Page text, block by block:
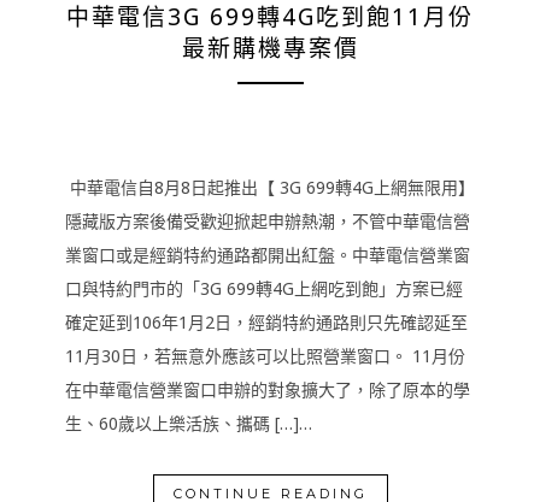
中華電信3G 699轉4G吃到飽11月份
最新購機專案價
中華電信自8月8日起推出【 3G 699轉4G上網無限用】
隱藏版方案後備受歡迎掀起申辦熱潮，不管中華電信營
業窗口或是經銷特約通路都開出紅盤。中華電信營業窗
口與特約門市的「3G 699轉4G上網吃到飽」方案已經
確定延到106年1月2日，經銷特約通路則只先確認延至
11月30日，若無意外應該可以比照營業窗口。 11月份
在中華電信營業窗口申辦的對象擴大了，除了原本的學
生、60歲以上樂活族、攜碼 […]…
CONTINUE READING